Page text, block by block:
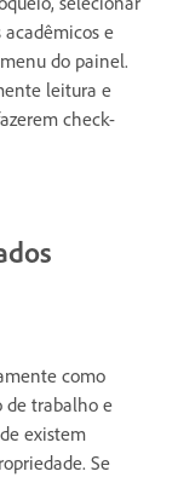
e
do painel.
leitura e
check-
como
de trabalho e
existem
Se